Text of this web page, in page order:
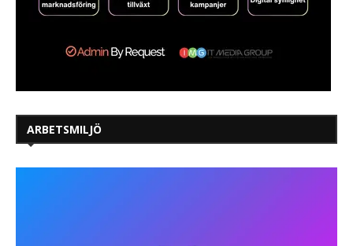
ARBETSMILJÖ